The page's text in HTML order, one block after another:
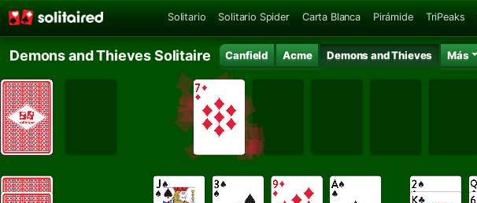
Solitario Solitario Spider Carta Blanca Pirámide TriPeaks
Demons and Thieves Solitaire Canfield Acme Demons and Thieves Más